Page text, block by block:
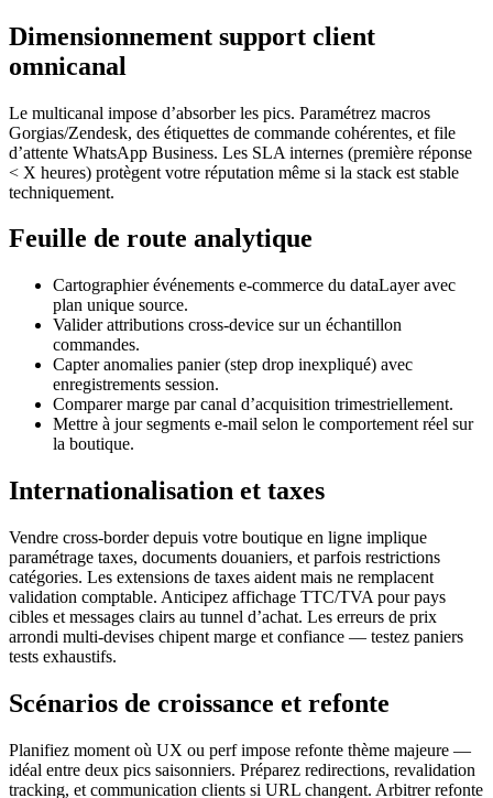
Dimensionnement support client
omnicanal
Le multicanal impose d’absorber les pics. Paramétrez macros
Gorgias/Zendesk, des étiquettes de commande cohérentes, et file
d’attente WhatsApp Business. Les SLA internes (première réponse
< X heures) protègent votre réputation même si la stack est stable
techniquement.
Feuille de route analytique
Cartographier événements e-commerce du dataLayer avec
plan unique source.
Valider attributions cross-device sur un échantillon
commandes.
Capter anomalies panier (step drop inexpliqué) avec
enregistrements session.
Comparer marge par canal d’acquisition trimestriellement.
Mettre à jour segments e-mail selon le comportement réel sur
la boutique.
Internationalisation et taxes
Vendre cross-border depuis votre boutique en ligne implique
paramétrage taxes, documents douaniers, et parfois restrictions
catégories. Les extensions de taxes aident mais ne remplacent
validation comptable. Anticipez affichage TTC/TVA pour pays
cibles et messages clairs au tunnel d’achat. Les erreurs de prix
arrondi multi-devises chipent marge et confiance — testez paniers
tests exhaustifs.
Scénarios de croissance et refonte
Planifiez moment où UX ou perf impose refonte thème majeure —
idéal entre deux pics saisonniers. Préparez redirections, revalidation
tracking, et communication clients si URL changent. Arbitrer refonte